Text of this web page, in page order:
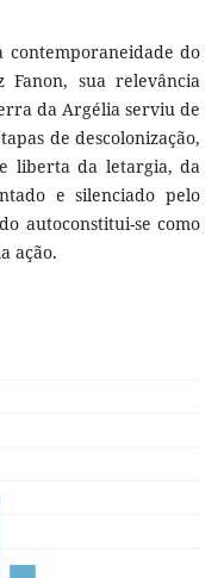
contemporaneidade do
Fanon, sua relevância
da Argélia serviu de
de descolonização,
liberta da letargia, da
e silenciado pelo
autoconstitui-se como
ação.